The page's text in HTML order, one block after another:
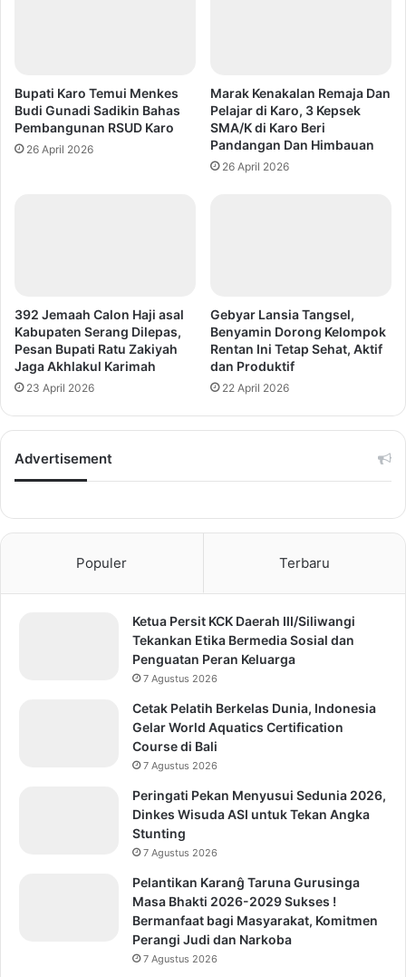
Bupati Karo Temui Menkes
Budi Gunadi Sadikin Bahas
Pembangunan RSUD Karo
26 April 2026
Marak Kenakalan Remaja Dan
Pelajar di Karo, 3 Kepsek
SMA/K di Karo Beri
Pandangan Dan Himbauan
26 April 2026
392 Jemaah Calon Haji asal
Kabupaten Serang Dilepas,
Pesan Bupati Ratu Zakiyah
Jaga Akhlakul Karimah
23 April 2026
Gebyar Lansia Tangsel,
Benyamin Dorong Kelompok
Rentan Ini Tetap Sehat, Aktif
dan Produktif
22 April 2026
Advertisement
Populer Terbaru
Ketua Persit KCK Daerah III/Siliwangi
Tekankan Etika Bermedia Sosial dan
Penguatan Peran Keluarga
7 Agustus 2026
Cetak Pelatih Berkelas Dunia, Indonesia
Gelar World Aquatics Certification
Course di Bali
7 Agustus 2026
Peringati Pekan Menyusui Sedunia 2026,
Dinkes Wisuda ASI untuk Tekan Angka
Stunting
7 Agustus 2026
Pelantikan Karanĝ Taruna Gurusinga
Masa Bhakti 2026-2029 Sukses !
Bermanfaat bagi Masyarakat, Komitmen
Perangi Judi dan Narkoba
7 Agustus 2026